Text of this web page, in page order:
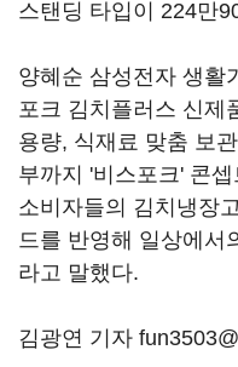
스탠딩 타입이 224만
양혜순 삼성전자 생활
포크 김치플러스 신제
용량, 식재료 맞춤 보
부까지 '비스포크' 콘
소비자들의 김치냉장
드를 반영해 일상에서
라고 말했다.
김광연 기자